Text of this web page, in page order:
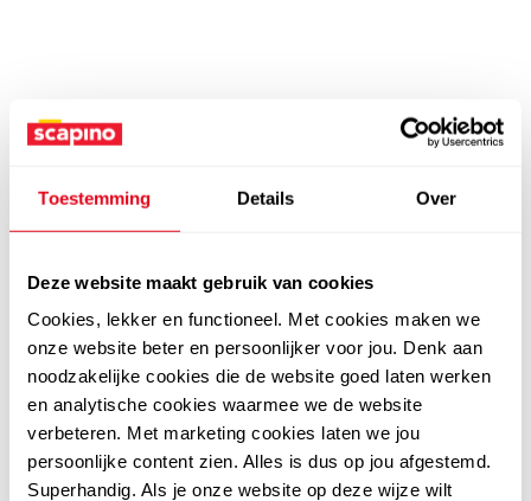
Toestemming Details Over
Deze website maakt gebruik van cookies
Cookies, lekker en functioneel. Met cookies maken we
onze website beter en persoonlijker voor jou. Denk aan
noodzakelijke cookies die de website goed laten werken
en analytische cookies waarmee we de website
verbeteren. Met marketing cookies laten we jou
persoonlijke content zien. Alles is dus op jou afgestemd.
Superhandig. Als je onze website op deze wijze wilt